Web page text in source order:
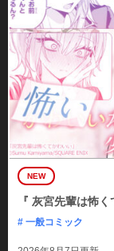
NEW
『 灰宮先輩は怖く
# 一般コミック